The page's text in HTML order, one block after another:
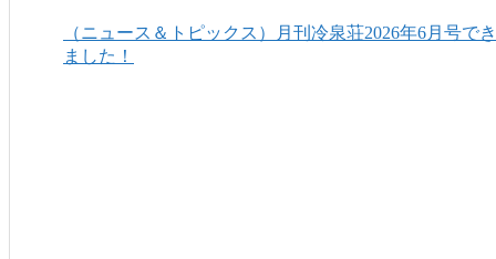
（ニュース＆トピックス）月刊冷泉荘2026年6月号でき
ました！